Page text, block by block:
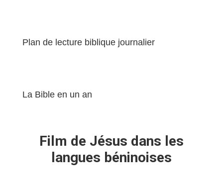
Plan de lecture biblique journalier
La Bible en un an
Film de Jésus dans les
langues béninoises